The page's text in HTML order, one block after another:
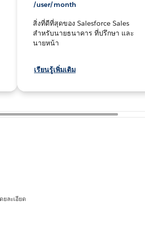
/user/month
สิ่งที่ดีที่สุดของ Salesforce Sales
สำหรับนายธนาคาร ที่ปรึกษา และ
นายหน้า
เรียนรู้เพิ่มเติม
ละเอียด